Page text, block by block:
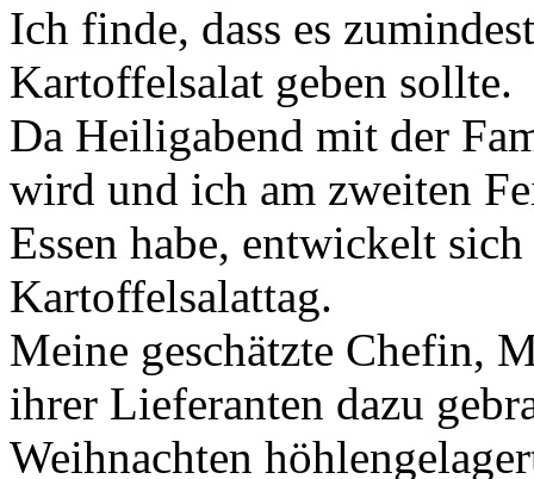
Ich finde, dass es
Kartoffelsalat geben sollte.
Da Heiligabend mit der
wird und ich am zweiten
Essen habe, entwickelt
Kartoffelsalattag.
Meine geschätzte Chefin,
ihrer Lieferanten dazu
Weihnachten